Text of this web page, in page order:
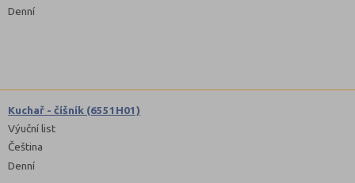
Denní
Kuchař - číšník (6551H01)
Výuční list
Čeština
Denní